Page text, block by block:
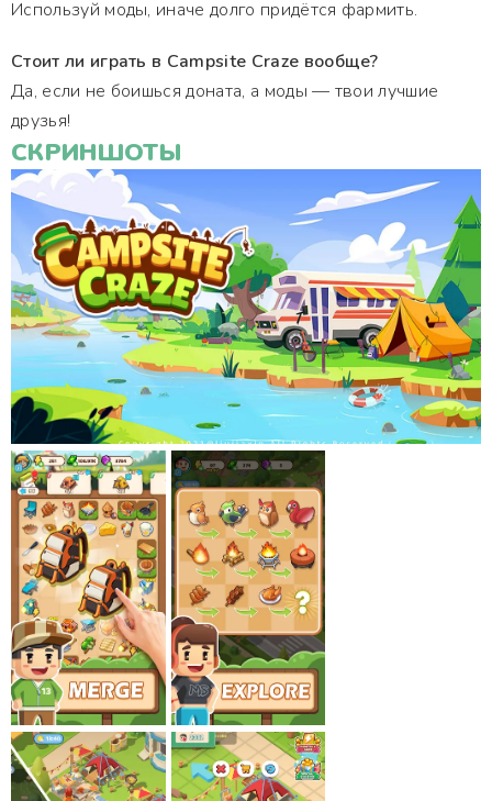
Используй моды, иначе долго придётся фармить.
Стоит ли играть в Campsite Craze вообще?
Да, если не боишься доната, а моды — твои лучшие
друзья!
СКРИНШОТЫ